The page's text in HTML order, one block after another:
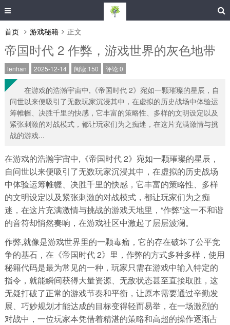
首页 游戏秘籍 正文
帝国时代 2 作弊，游戏世界的灰色地带
lenhan 2025-12-14 阅读:150 评论:0
在游戏的浩瀚宇宙中,《帝国时代 2》宛如一颗璀璨的星辰，自
问世以来便吸引了无数玩家沉浸其中，在虚拟的历史战场中体验运
筹帷幄、决胜千里的快感，它丰富的策略性、多样的文明设定以及
紧张刺激的对战模式，都让玩家们为之痴迷，在这片充满激情与挑
战的游戏...
在游戏的浩瀚宇宙中,《帝国时代 2》宛如一颗璀璨的星辰，
自问世以来便吸引了无数玩家沉浸其中，在虚拟的历史战场
中体验运筹帷幄、决胜千里的快感，它丰富的策略性、多样
的文明设定以及紧张刺激的对战模式，都让玩家们为之痴
迷，在这片充满激情与挑战的游戏天地里，“作弊”这一不和谐
的音符却悄然奏响，在游戏社区中激起了层层波澜。
作弊,就像是游戏世界里的一颗毒瘤，它的存在破坏了公平竞
争的基石，在《帝国时代 2》里，作弊的方式多种多样，使用
秘籍代码是最为常见的一种，玩家只需在游戏中输入特定的
指令，就能瞬间获得大量资源、无敌状态甚至直接取胜，这
无疑打破了正常的游戏节奏和平衡，让原本需要通过辛勤发
展、巧妙规划才能达成的目标变得轻而易举，在一场激烈的
对战中，一位玩家本凭借着精湛的策略和高超的操作逐渐占